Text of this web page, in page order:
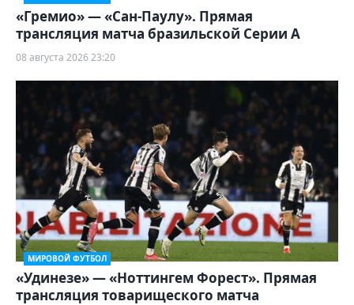
«Гремио» — «Сан-Паулу». Прямая
трансляция матча бразильской Серии А
08 августа 2026 23:20
МИРОВОЙ ФУТБОЛ
«Удинезе» — «Ноттингем Форест». Прямая
трансляция товарищеского матча